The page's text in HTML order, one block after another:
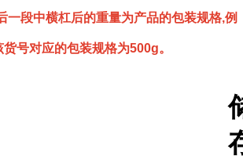
一段中横杠后的重量为产品的包装规格,例
号对应的包装规格为500g。